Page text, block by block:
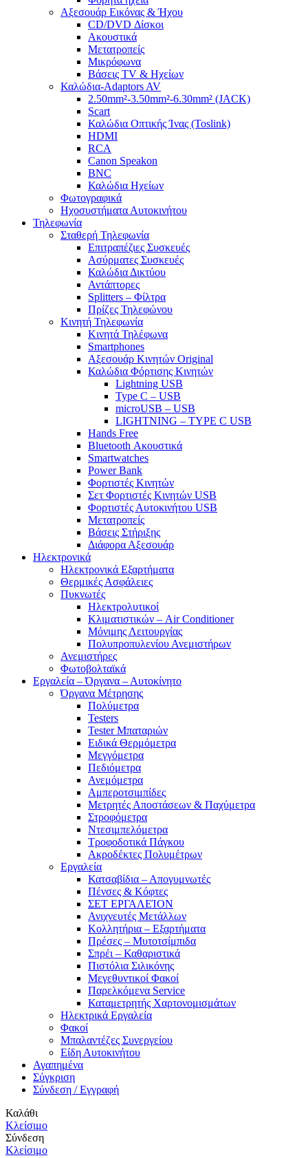
Αξεσουάρ Εικόνας & Ήχου
CD/DVD Δίσκοι
Ακουστικά
Μετατροπείς
Μικρόφωνα
Βάσεις TV & Ηχείων
Καλώδια-Adaptors AV
2.50mm²-3.50mm²-6.30mm² (JACK)
Scart
Καλώδια Οπτικής Ίνας (Toslink)
HDMI
RCA
Canon Speakon
BNC
Καλώδια Ηχείων
Φωτογραφικά
Ηχοσυστήματα Αυτοκινήτου
Τηλεφωνία
Σταθερή Τηλεφωνία
Επιτραπέζιες Συσκευές
Ασύρματες Συσκευές
Καλώδια Δικτύου
Αντάπτορες
Splitters – Φίλτρα
Πρίζες Τηλεφώνου
Κινητή Τηλεφωνία
Κινητά Τηλέφωνα
Smartphones
Αξεσουάρ Κινητών Original
Καλώδια Φόρτισης Κινητών
Lightning USB
Type C – USB
microUSB – USB
LIGHTNING – TYPE C USB
Hands Free
Bluetooth Ακουστικά
Smartwatches
Power Bank
Φορτιστές Κινητών
Σετ Φορτιστές Κινητών USB
Φορτιστές Αυτοκινήτου USB
Μετατροπείς
Βάσεις Στήριξης
Διάφορα Αξεσουάρ
Ηλεκτρονικά
Ηλεκτρονικά Εξαρτήματα
Θερμικές Ασφάλειες
Πυκνωτές
Ηλεκτρολυτικοί
Κλιματιστικών – Air Conditioner
Μόνιμης Λειτουργίας
Πολυπροπυλενίου Ανεμιστήρων
Ανεμιστήρες
Φωτοβολταϊκά
Εργαλεία – Όργανα – Αυτοκίνητο
Όργανα Μέτρησης
Πολύμετρα
Testers
Tester Μπαταριών
Ειδικά Θερμόμετρα
Μεγγόμετρα
Πεδιόμετρα
Ανεμόμετρα
Αμπεροτσιμπίδες
Μετρητές Αποστάσεων & Παχύμετρα
Στροφόμετρα
Ντεσιμπελόμετρα
Τροφοδοτικά Πάγκου
Ακροδέκτες Πολυμέτρων
Εργαλεία
Κατσαβίδια – Απογυμνωτές
Πένσες & Κόφτες
ΣΕΤ ΕΡΓΑΛΕΊΟΝ
Ανιχνευτές Μετάλλων
Κολλητήρια – Εξαρτήματα
Πρέσες – Μυτοτσίμπιδα
Σπρέι – Καθαριστικά
Πιστόλια Σιλικόνης
Μεγεθυντικοί Φακοί
Παρελκόμενα Service
Καταμετρητής Χαρτονομισμάτων
Ηλεκτρικά Εργαλεία
Φακοί
Μπαλαντέζες Συνεργείου
Είδη Αυτοκινήτου
Αγαπημένα
Σύγκριση
Σύνδεση / Εγγραφή
Καλάθι
Κλείσιμο
Σύνδεση
Κλείσιμο